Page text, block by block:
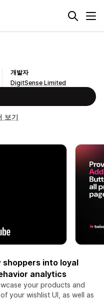
개발자
DigitSense Limited
보기
shoppers into loyal
analytics
your products and
your wishlist UI, as well as